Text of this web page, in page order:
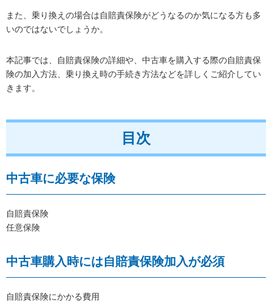
また、乗り換えの場合は自賠責保険がどうなるのか気になる方も多
いのではないでしょうか。
本記事では、自賠責保険の詳細や、中古車を購入する際の自賠責保
険の加入方法、乗り換え時の手続き方法などを詳しくご紹介してい
きます。
目次
中古車に必要な保険
自賠責保険
任意保険
中古車購入時には自賠責保険加入が必須
自賠責保険にかかる費用